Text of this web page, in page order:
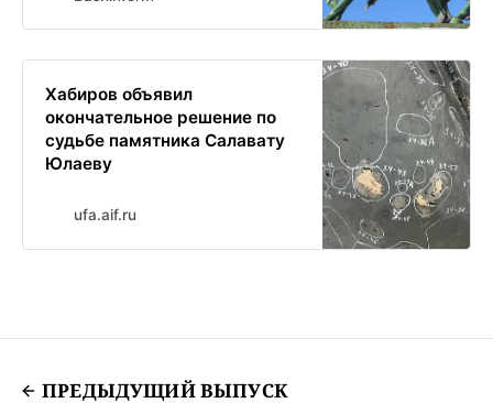
Хабиров объявил
окончательное решение по
судьбе памятника Салавату
Юлаеву
ufa.aif.ru
ПРЕДЫДУЩИЙ ВЫПУСК